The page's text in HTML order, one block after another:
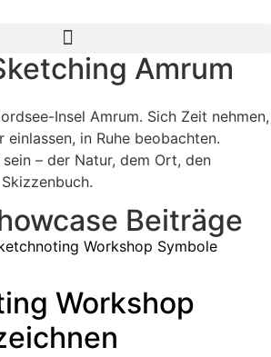
Amrum
Insel Amrum. Sich Zeit nehmen,
einlassen, in Ruhe beobachten.
– der Natur, dem Ort, den
Beiträge
Workshop